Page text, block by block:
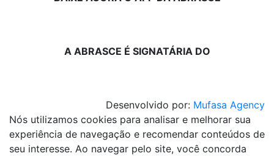
A ABRASCE É SIGNATÁRIA DO
Desenvolvido por: Mufasa Agency
Nós utilizamos cookies para analisar e melhorar sua
experiência de navegação e recomendar conteúdos de
seu interesse. Ao navegar pelo site, você concorda